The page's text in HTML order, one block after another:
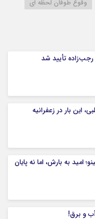
وقوع طوفان لحظه ای
تأیید شد
ال‌ نینو؛ امید به بارش، اما نه پایان
و برق!